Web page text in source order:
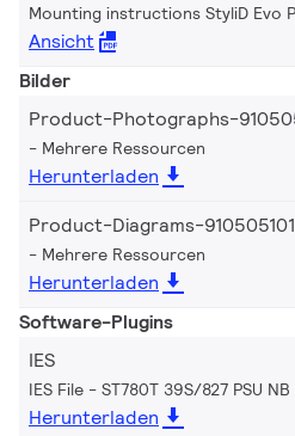
Mounting instructions StyliD Evo
Ansicht
Bilder
Product-Photographs-
Mehrere Ressourcen
Herunterladen
Product-Diagrams-
Mehrere Ressourcen
Herunterladen
Software-Plugins
IES
IES File - ST780T 39S/827 PSU NB
Herunterladen